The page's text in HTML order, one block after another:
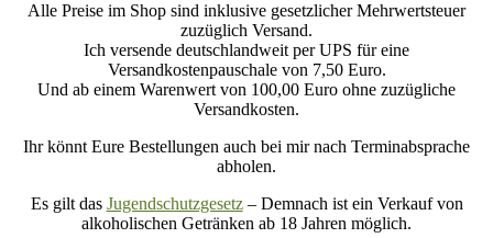
Alle Preise im Shop sind inklusive gesetzlicher Mehrwertsteuer
zuzüglich Versand.
Ich versende deutschlandweit per UPS für eine
Versandkostenpauschale von 7,50 Euro.
Und ab einem Warenwert von 100,00 Euro ohne zuzügliche
Versandkosten.
Ihr könnt Eure Bestellungen auch bei mir nach Terminabsprache
abholen.
Es gilt das Jugendschutzgesetz– Demnach ist ein Verkauf von
alkoholischen Getränken ab 18 Jahren möglich.